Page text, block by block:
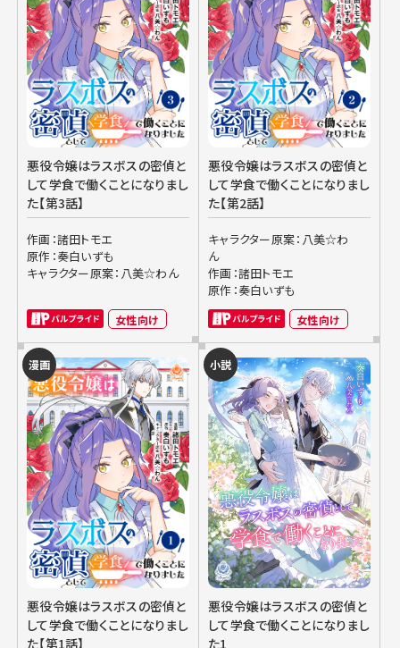
悪役令嬢はラスボスの密偵と
して学食で働くことになりまし
た【第3話】
作画：諸田トモエ
原作：奏白いずも
キャラクター原案：八美☆わん
女性向け
悪役令嬢はラスボスの密偵と
して学食で働くことになりまし
た【第2話】
キャラクター原案：八美☆わ
ん
作画：諸田トモエ
原作：奏白いずも
女性向け
漫画
悪役令嬢はラスボスの密偵と
して学食で働くことになりまし
た【第1話】
小説
悪役令嬢はラスボスの密偵と
して学食で働くことになりまし
た1